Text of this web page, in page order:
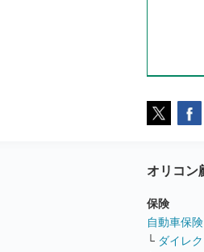
オリコン
保険
自動車保険
└ ダイレ